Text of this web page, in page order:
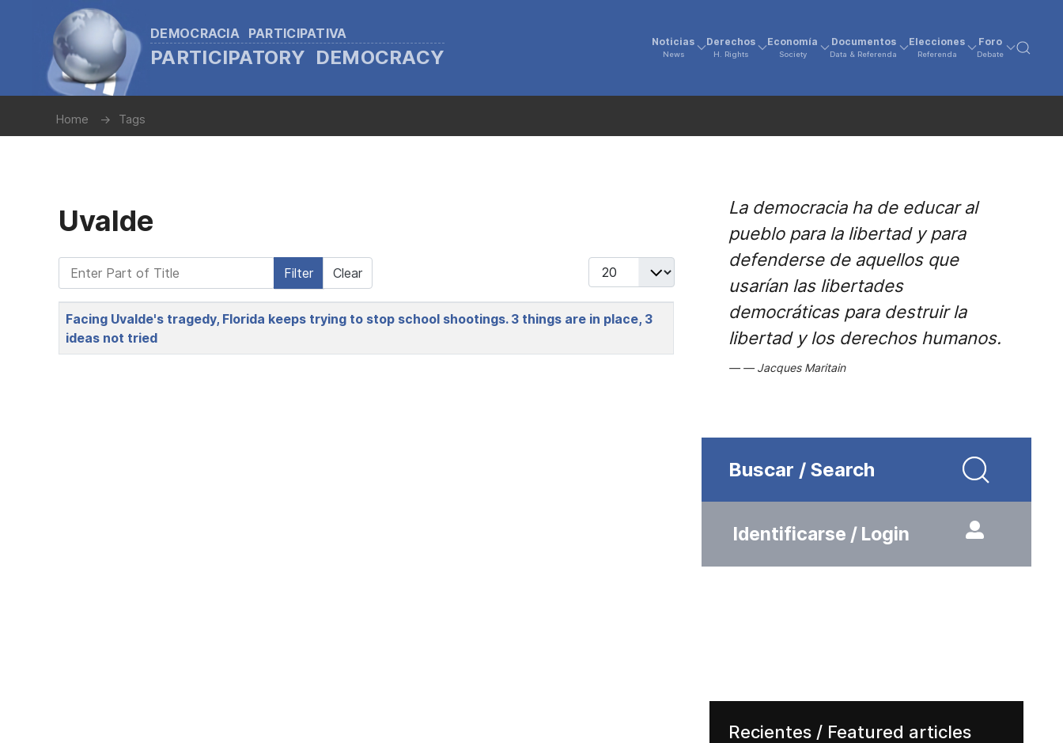
DEMOCRACIA PARTICIPATIVA
PARTICIPATORY DEMOCRACY
Noticias
News
Derechos
H. Rights
Economía
Society
Documentos
Data & Referenda
Elecciones
Referenda
Foro
Debate
Home Tags
Uvalde
Enter Part of Title Filter Clear Display #
Title
Facing Uvalde's tragedy, Florida keeps trying to stop school shootings. 3 things are in place, 3
ideas not tried
La democracia ha de educar al
pueblo para la libertad y para
defenderse de aquellos que
usarían las libertades
democráticas para destruir la
libertad y los derechos humanos.
Jacques Maritain
Buscar / Search
Identificarse / Login
Recientes / Featured articles